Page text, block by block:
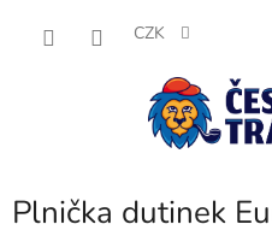
CZK
Plnička dutinek